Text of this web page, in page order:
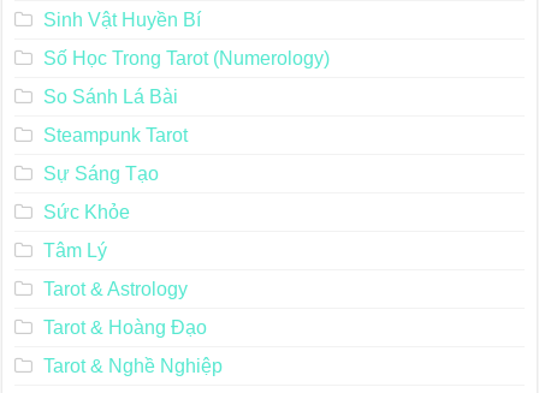
Sinh Vật Huyền Bí
Số Học Trong Tarot (Numerology)
So Sánh Lá Bài
Steampunk Tarot
Sự Sáng Tạo
Sức Khỏe
Tâm Lý
Tarot & Astrology
Tarot & Hoàng Đạo
Tarot & Nghề Nghiệp